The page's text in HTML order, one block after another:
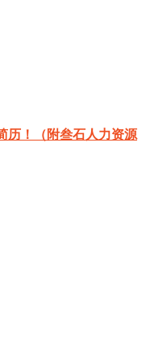
历！（附叁石人力资源